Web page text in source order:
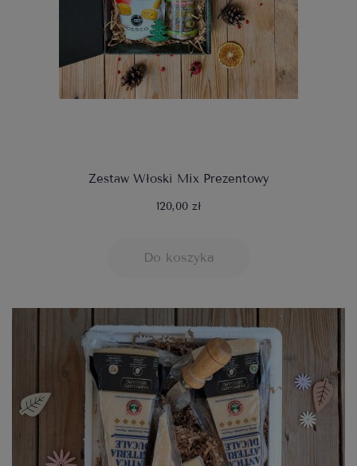
Zestaw Włoski Mix Prezentowy
120,00 zł
Do koszyka